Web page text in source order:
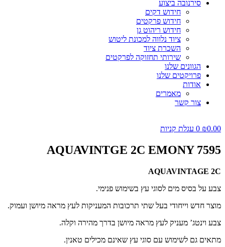
סירנובה ביצוע
חידוש דקים
חידוש פרקטים
חידוש ריהוט גן
ציוד נלווה למכונת ליטוש
השכרת ציוד
שירותי תחזוקה לפרקטים
הגוונים שלנו
פרויקטים שלנו
אודות
מאמרים
צור קשר
₪0.00
0 עגלת קניות
AQUAVINTGE 2C EMONY 7595
AQUAVINTAGE 2C
צבע על בסיס מים לסוגי עץ בשימוש פנימי.
מוצר חדש וייחודי בעל שתי תרכובות המעניקות לעץ מראה מיושן ועמוק.
צבע וינטג’ מעניק לעץ מראה מיושן בדרך מהירה וקלה.
מתאים גם לשימוש עם סוגי עץ שאינם מכילים טאנין.